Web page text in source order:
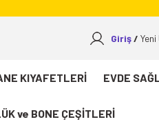
Giriş
KIYAFETLERİ EVDE
ve BONE ÇEŞİTLERİ